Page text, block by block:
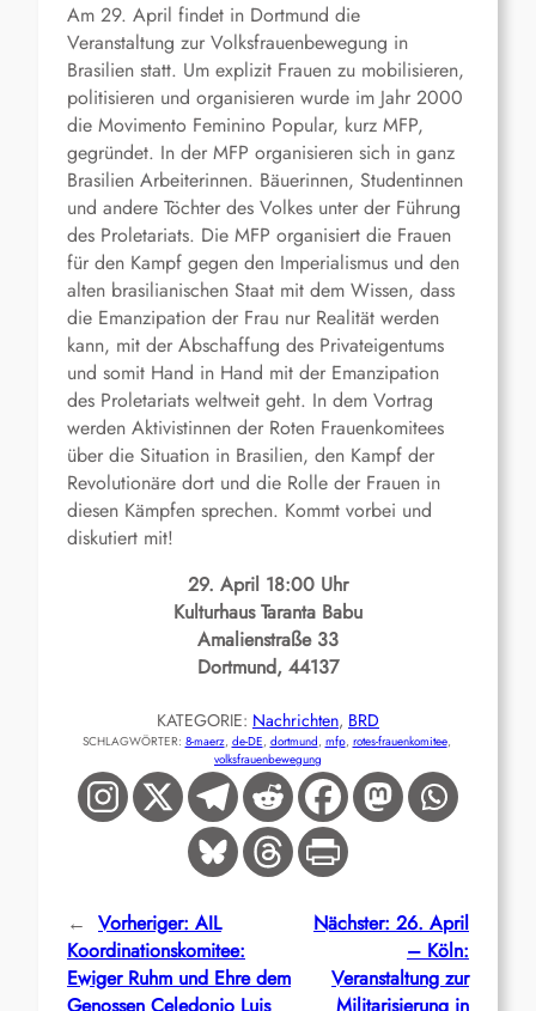
Am 29. April findet in Dortmund die
Veranstaltung zur Volksfrauenbewegung in
Brasilien statt. Um explizit Frauen zu mobilisieren,
politisieren und organisieren wurde im Jahr 2000
die Movimento Feminino Popular, kurz MFP,
gegründet. In der MFP organisieren sich in ganz
Brasilien Arbeiterinnen. Bäuerinnen, Studentinnen
und andere Töchter des Volkes unter der Führung
des Proletariats. Die MFP organisiert die Frauen
für den Kampf gegen den Imperialismus und den
alten brasilianischen Staat mit dem Wissen, dass
die Emanzipation der Frau nur Realität werden
kann, mit der Abschaffung des Privateigentums
und somit Hand in Hand mit der Emanzipation
des Proletariats weltweit geht. In dem Vortrag
werden Aktivistinnen der Roten Frauenkomitees
über die Situation in Brasilien, den Kampf der
Revolutionäre dort und die Rolle der Frauen in
diesen Kämpfen sprechen. Kommt vorbei und
diskutiert mit!
29. April 18:00 Uhr
Kulturhaus Taranta Babu
Amalienstraße 33
Dortmund, 44137
KATEGORIE: Nachrichten, BRD
SCHLAGWÖRTER: 8-maerz, de-DE, dortmund, mfp, rotes-frauenkomitee
volksfrauenbewegung
← Vorheriger: AIL
Koordinationskomitee:
Ewiger Ruhm und Ehre dem
Nächster: 26. April
– Köln:
Veranstaltung zur